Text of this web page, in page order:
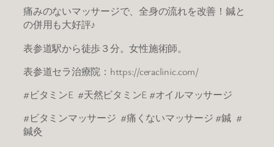
痛みのないマッサージで、全身の流れを改善！鍼と
の併用も大好評♪
表参道駅から徒歩３分。女性施術師。
表参道セラ治療院：https://ceraclinic.com/
#ビタミンE #天然ビタミンE #オイルマッサージ
#ビタミンマッサージ #痛くないマッサージ #鍼 #
鍼灸